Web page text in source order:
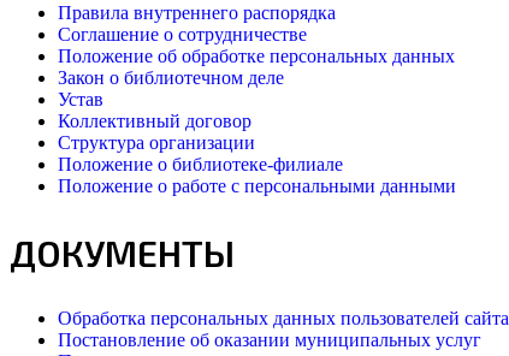
Правила внутреннего распорядка
Соглашение о сотрудничестве
Положение об обработке персональных данных
Закон о библиотечном деле
Устав
Коллективный договор
Структура организации
Положение о библиотеке-филиале
Положение о работе с персональными данными
ДОКУМЕНТЫ
Обработка персональных данных пользователей сайта
Постановление об оказании муниципальных услуг